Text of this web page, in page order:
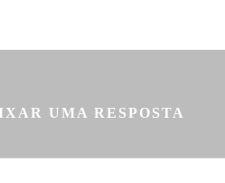
UMA RESPOSTA